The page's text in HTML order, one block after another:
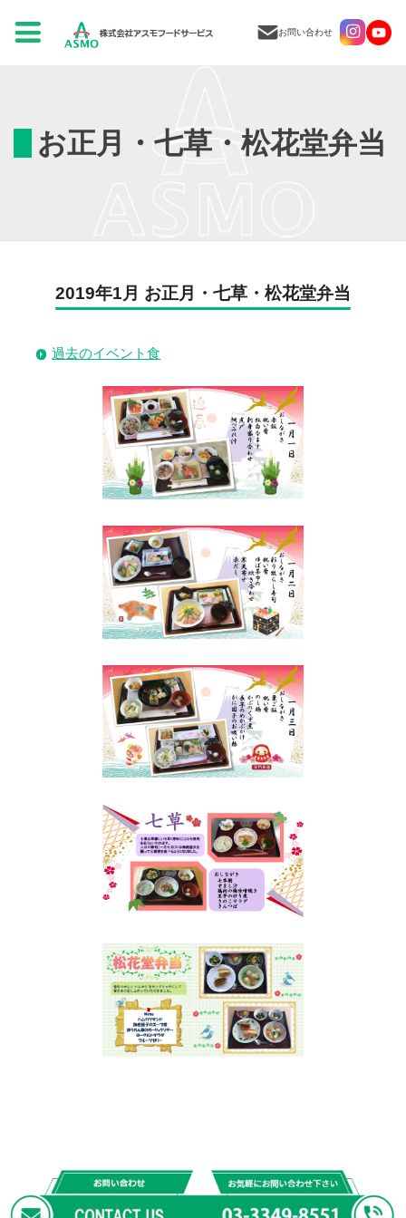
お問い合わせ
お正月・七草・松花堂弁当
2019年1月 お正月・七草・松花堂弁当
過去のイベント食